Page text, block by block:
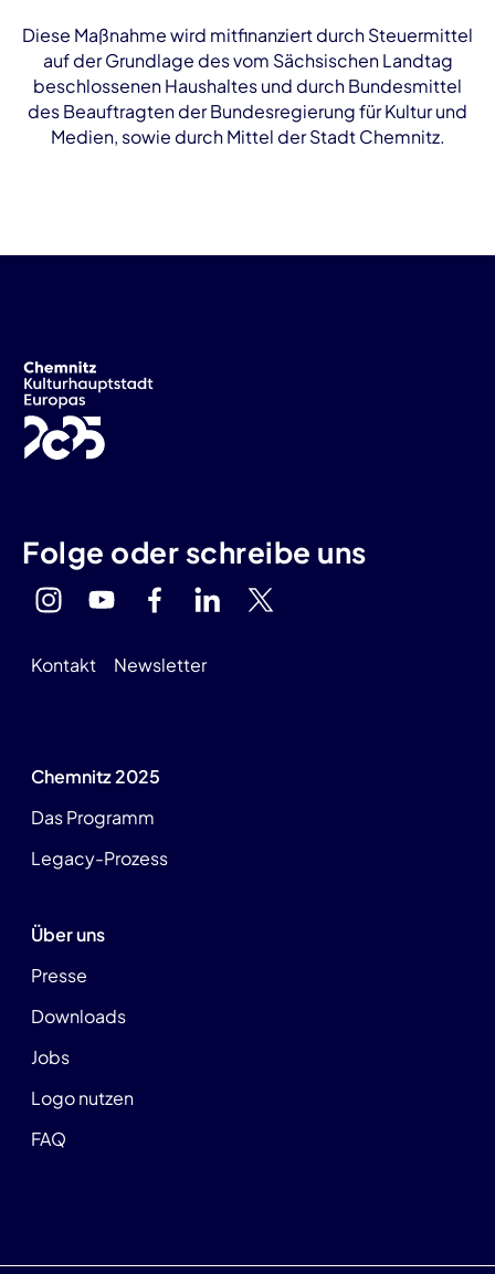
Diese Maßnahme wird mitfinanziert durch Steuermittel
auf der Grundlage des vom Sächsischen Landtag
beschlossenen Haushaltes und durch Bundesmittel
des Beauftragten der Bundesregierung für Kultur und
Medien, sowie durch Mittel der Stadt Chemnitz.
Folge oder schreibe uns
Kontakt Newsletter
Chemnitz 2025
Das Programm
Legacy-Prozess
Über uns
Presse
Downloads
Jobs
Logo nutzen
FAQ